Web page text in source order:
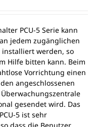
PCU-5 Serie kann
jedem zugänglichen
werden, so
Hilfe bitten kann. Beim
Vorrichtung einen
angeschlossenen
gesendet wird. Das
5 ist sehr
dass die Benutzer